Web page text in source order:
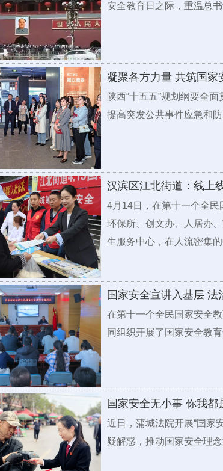
安全教育日之际，重温总
凝聚各方力量 共筑国家
陕西“十五五”规划纲要全
提高突发公共事件应急和
汉滨区江北街道：线上
4月14日，在第十一个全民
环保所、创文办、人居办
生服务中心，在人流密集
国家安全宣讲入基层 法
在第十一个全民国家安全
同组织开展了国家安全教
国家安全无小事 你我都
近日，蒲城法院开展“国家
疑解惑，推动国家安全理念